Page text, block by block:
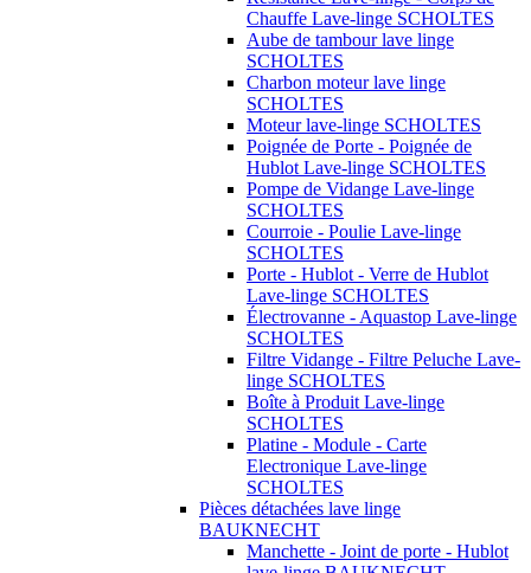
Chauffe Lave-linge SCHOLTES
Aube de tambour lave linge
SCHOLTES
Charbon moteur lave linge
SCHOLTES
Moteur lave-linge SCHOLTES
Poignée de Porte - Poignée de
Hublot Lave-linge SCHOLTES
Pompe de Vidange Lave-linge
SCHOLTES
Courroie - Poulie Lave-linge
SCHOLTES
Porte - Hublot - Verre de Hublot
Lave-linge SCHOLTES
Électrovanne - Aquastop Lave-linge
SCHOLTES
Filtre Vidange - Filtre Peluche Lave-
linge SCHOLTES
Boîte à Produit Lave-linge
SCHOLTES
Platine - Module - Carte
Electronique Lave-linge
SCHOLTES
Pièces détachées lave linge
BAUKNECHT
Manchette - Joint de porte - Hublot